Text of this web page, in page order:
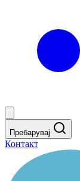
Пребарувај
Контакт